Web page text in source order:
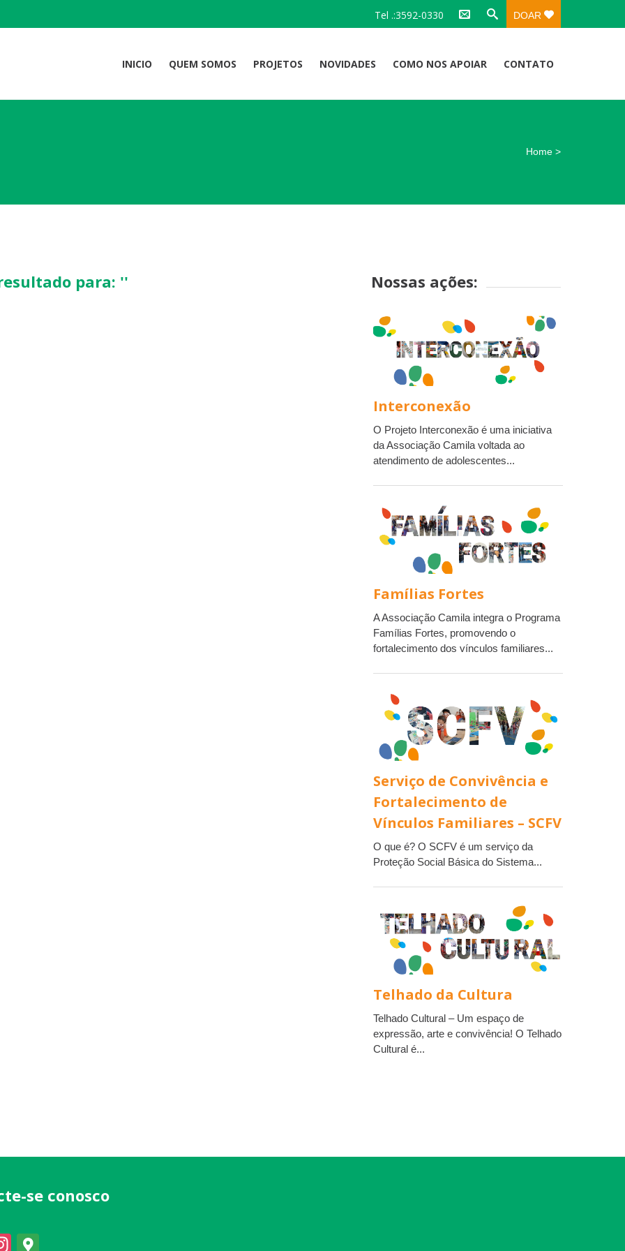
Tel .:3592-0330 DOAR
INICIO QUEM SOMOS PROJETOS NOVIDADES COMO NOS APOIAR CONTATO
Home >
para: '' Nossas ações:
Interconexão
O Projeto Interconexão é uma iniciativa
da Associação Camila voltada ao
atendimento de adolescentes...
Famílias Fortes
A Associação Camila integra o Programa
Famílias Fortes, promovendo o
fortalecimento dos vínculos familiares...
Serviço de Convivência e
Fortalecimento de
Vínculos Familiares – SCFV
O que é? O SCFV é um serviço da
Proteção Social Básica do Sistema...
Telhado da Cultura
Telhado Cultural – Um espaço de
expressão, arte e convivência! O Telhado
Cultural é...
se conosco
Instagram